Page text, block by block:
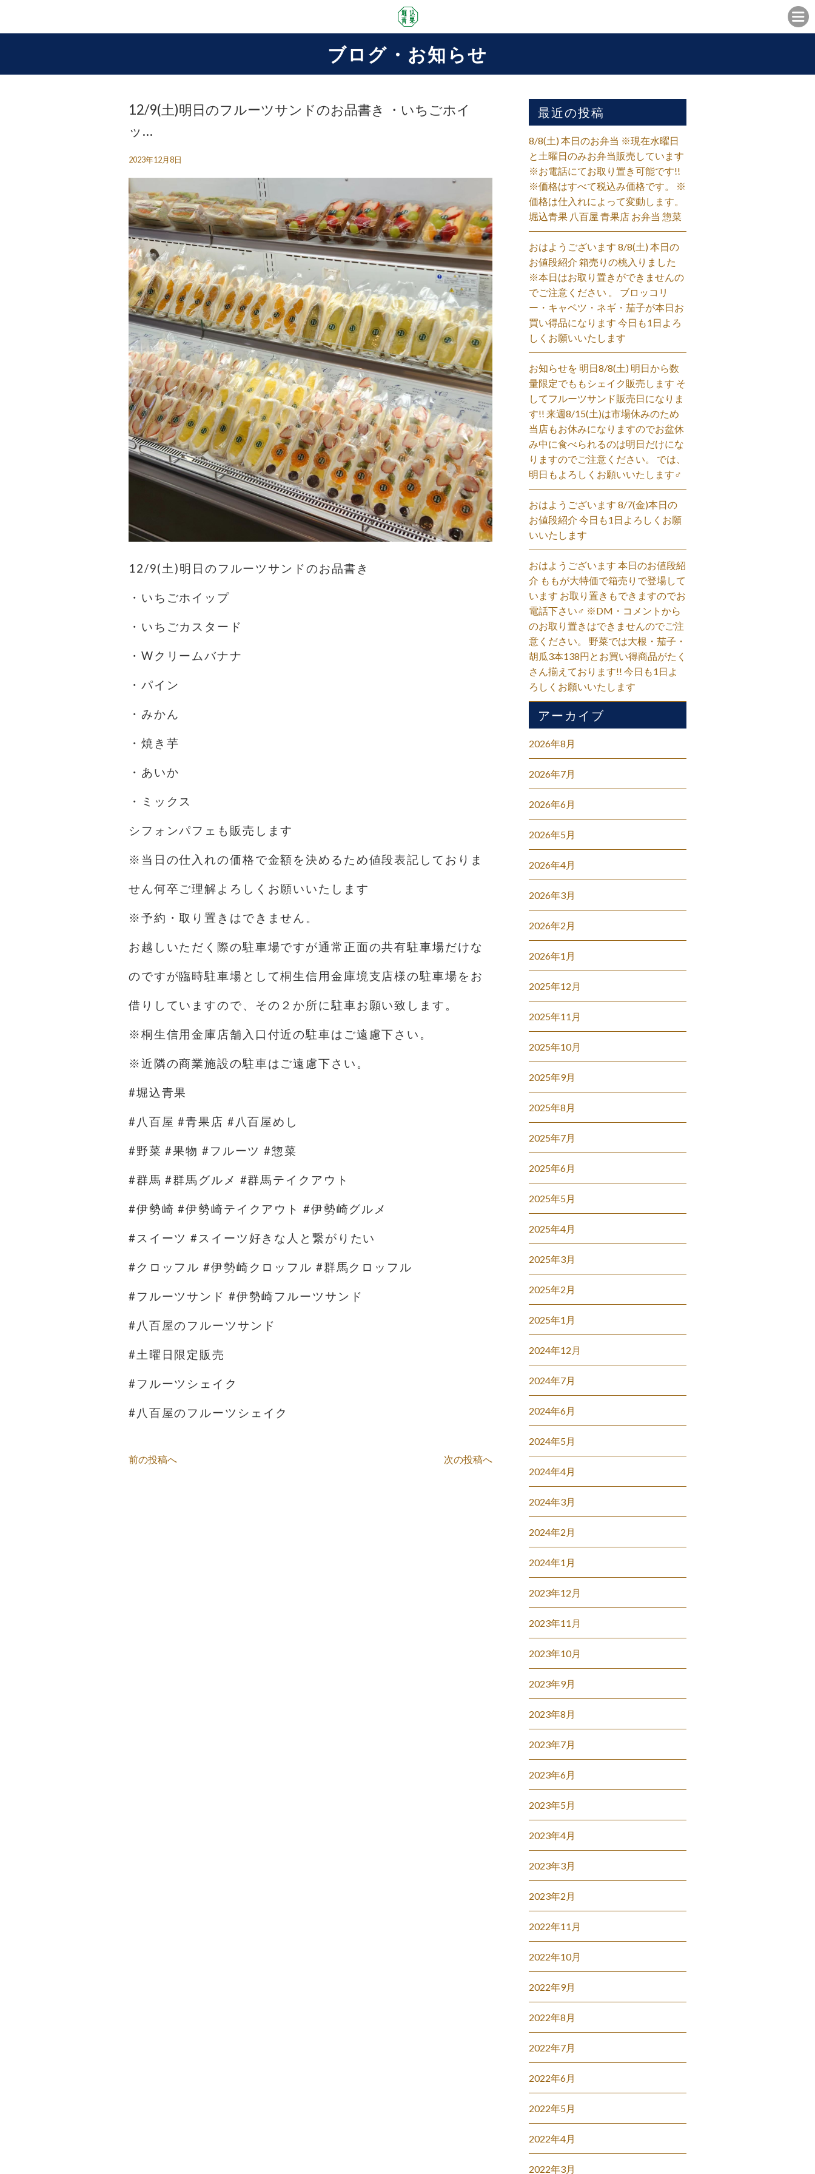
ブログ・お知らせ
12/9(土)明日のフルーツサンドのお品書き ・いちごホイ
ッ…
2023年12月8日
12/9(土)明日のフルーツサンドのお品書き
・いちごホイップ
・いちごカスタード
・Wクリームバナナ
・パイン
・みかん
・焼き芋
・あいか
・ミックス
シフォンパフェも販売します
※当日の仕入れの価格で金額を決めるため値段表記しておりま
せん何卒ご理解よろしくお願いいたします
※予約・取り置きはできません。
お越しいただく際の駐車場ですが通常正面の共有駐車場だけな
のですが臨時駐車場として桐生信用金庫境支店様の駐車場をお
借りしていますので、その２か所に駐車お願い致します。
※桐生信用金庫店舗入口付近の駐車はご遠慮下さい。
※近隣の商業施設の駐車はご遠慮下さい。
#堀込青果
#八百屋 #青果店 #八百屋めし
#野菜 #果物 #フルーツ #惣菜
#群馬 #群馬グルメ #群馬テイクアウト
#伊勢崎 #伊勢崎テイクアウト #伊勢崎グルメ
#スイーツ #スイーツ好きな人と繋がりたい
#クロッフル #伊勢崎クロッフル #群馬クロッフル
#フルーツサンド #伊勢崎フルーツサンド
#八百屋のフルーツサンド
#土曜日限定販売
#フルーツシェイク
#八百屋のフルーツシェイク
前の投稿へ 次の投稿へ
最近の投稿
8/8(土) 本日のお弁当 ※現在水曜日
と土曜日のみお弁当販売しています
※お電話にてお取り置き可能です!!
※価格はすべて税込み価格です。 ※
価格は仕入れによって変動します。
堀込青果 八百屋 青果店 お弁当 惣菜
おはようございます 8/8(土) 本日の
お値段紹介 箱売りの桃入りました
※本日はお取り置きができませんの
でご注意ください 。 ブロッコリ
ー・キャベツ・ネギ・茄子が本日お
買い得品になります 今日も1日よろ
しくお願いいたします
お知らせを 明日8/8(土) 明日から数
量限定でももシェイク販売します そ
してフルーツサンド販売日になりま
す!! 来週8/15(土)は市場休みのため
当店もお休みになりますのでお盆休
み中に食べられるのは明日だけにな
りますのでご注意ください。 では、
明日もよろしくお願いいたします‍♂️
おはようございます 8/7(金)本日の
お値段紹介 今日も1日よろしくお願
いいたします
おはようございます 本日のお値段紹
介 ももが大特価で箱売りで登場して
います お取り置きもできますのでお
電話下さい‍♂️ ※DM・コメントから
のお取り置きはできませんのでご注
意ください。 野菜では大根・茄子・
胡瓜3本138円とお買い得商品がたく
さん揃えております!! 今日も1日よ
ろしくお願いいたします
アーカイブ
2026年8月
2026年7月
2026年6月
2026年5月
2026年4月
2026年3月
2026年2月
2026年1月
2025年12月
2025年11月
2025年10月
2025年9月
2025年8月
2025年7月
2025年6月
2025年5月
2025年4月
2025年3月
2025年2月
2025年1月
2024年12月
2024年7月
2024年6月
2024年5月
2024年4月
2024年3月
2024年2月
2024年1月
2023年12月
2023年11月
2023年10月
2023年9月
2023年8月
2023年7月
2023年6月
2023年5月
2023年4月
2023年3月
2023年2月
2022年11月
2022年10月
2022年9月
2022年8月
2022年7月
2022年6月
2022年5月
2022年4月
2022年3月